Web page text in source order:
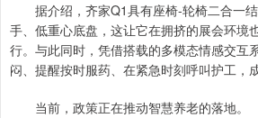
据介绍，齐家Q1具有座椅-轮椅二合一结
手、低重心底盘，这让它在拥挤的展会环境
行。与此同时，凭借搭载的多模态情感交互
闷、提醒按时服药、在紧急时刻呼叫护工，
当前，政策正在推动智慧养老的落地。